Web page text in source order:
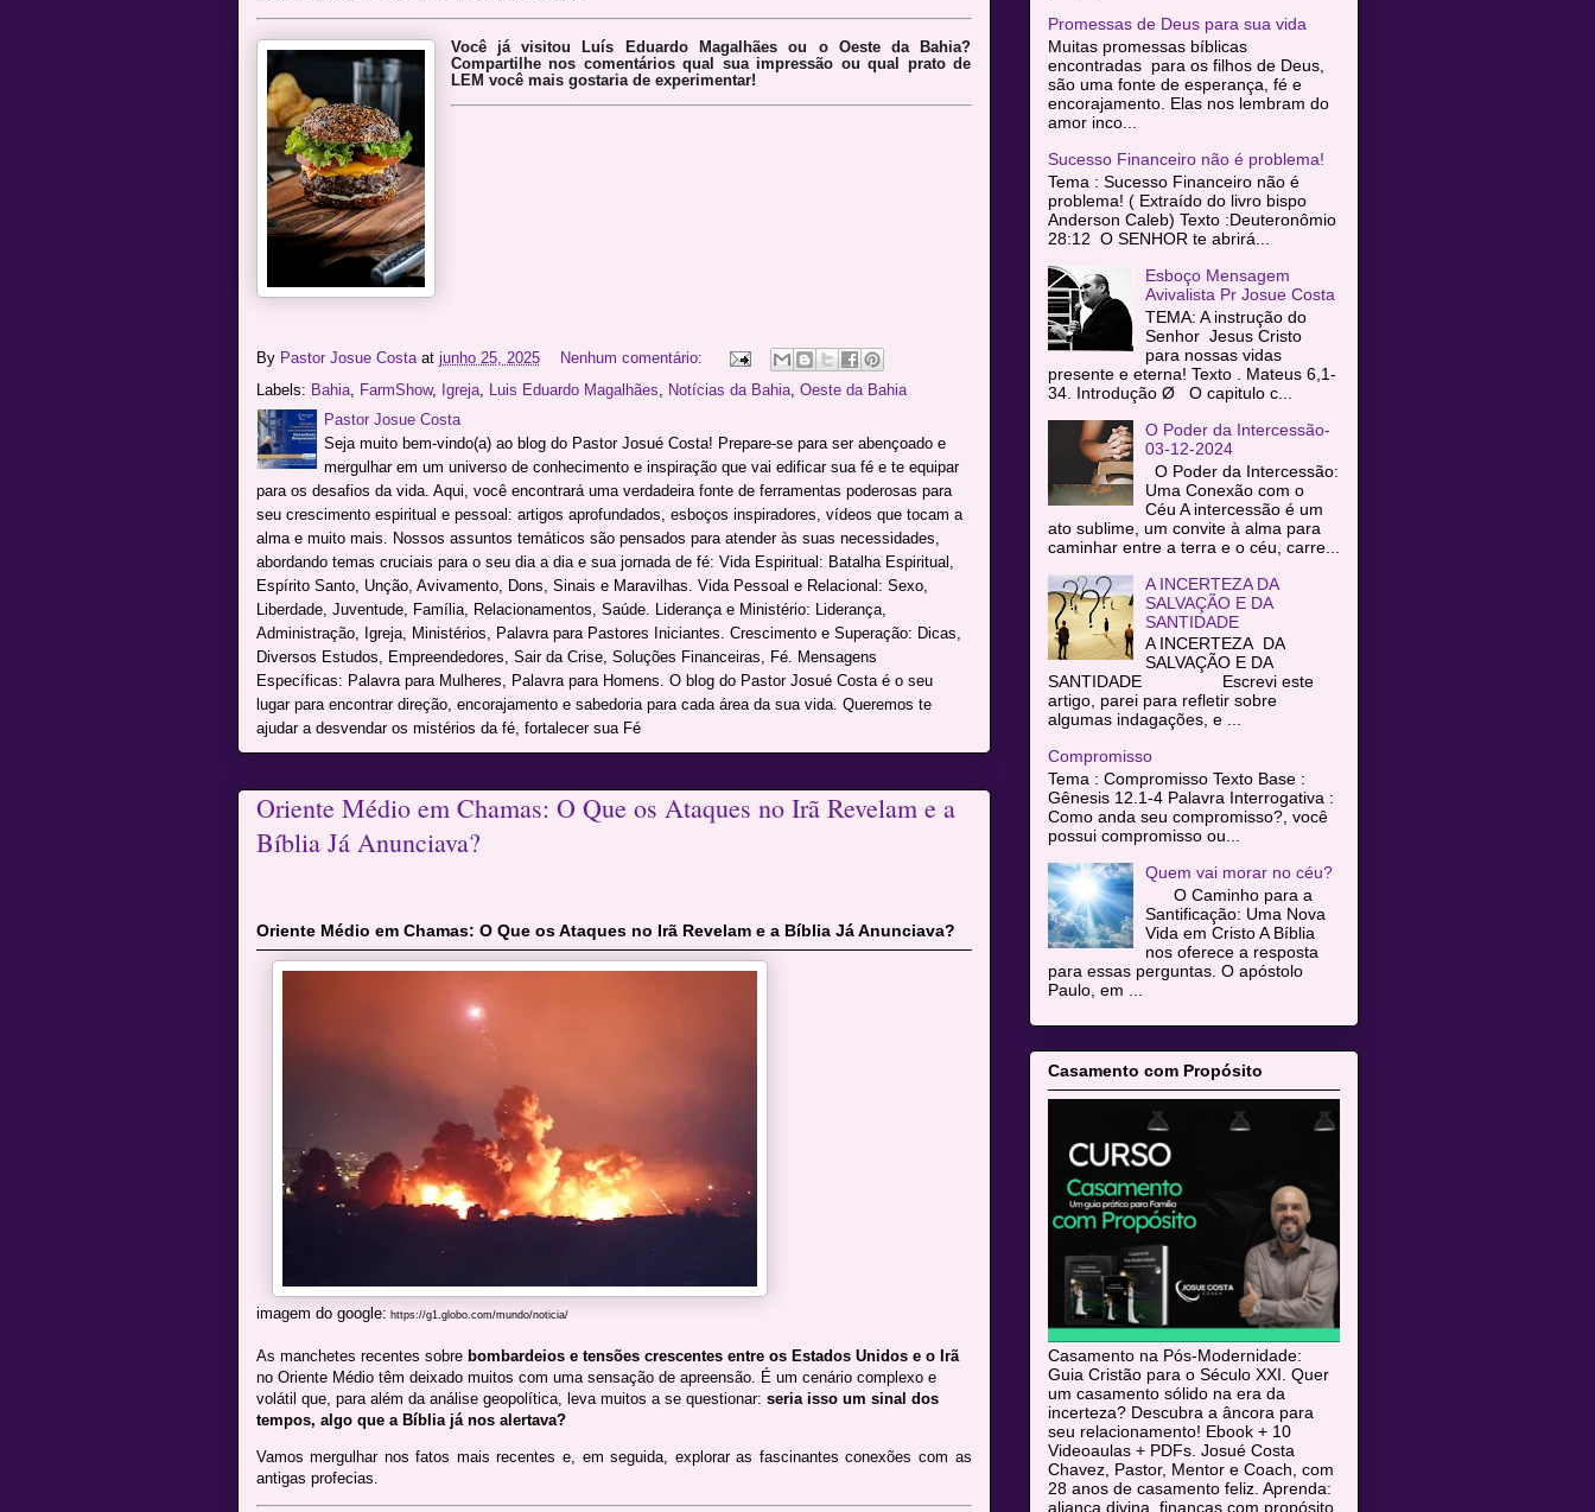
Você já visitou Luís Eduardo Magalhães ou o Oeste da Bahia?
Compartilhe nos comentários qual sua impressão ou qual prato de
LEM você mais gostaria de experimentar!
By Pastor Josue Costa at junho 25, 2025
Nenhum comentário:
Labels: Bahia, FarmShow, Igreja, Luis Eduardo Magalhães Notícias da Bahia, Oeste da Bahia
Pastor Josue Costa
Seja muito bem-vindo(a) ao blog do Pastor Josué Costa! Prepare-se para ser abençoado e
mergulhar em um universo de conhecimento e inspiração que vai edificar sua fé e te equipar
para os desafios da vida. Aqui, você encontrará uma verdadeira fonte de ferramentas poderosas para
seu crescimento espiritual e pessoal: artigos aprofundados, esboços inspiradores, vídeos que tocam a
alma e muito mais. Nossos assuntos temáticos são pensados para atender às suas necessidades,
abordando temas cruciais para o seu dia a dia e sua jornada de fé: Vida Espiritual: Batalha Espiritual,
Espírito Santo, Unção, Avivamento, Dons, Sinais e Maravilhas. Vida Pessoal e Relacional: Sexo,
Liberdade, Juventude, Família, Relacionamentos, Saúde. Liderança e Ministério: Liderança,
Administração, Igreja, Ministérios, Palavra para Pastores Iniciantes. Crescimento e Superação: Dicas,
Diversos Estudos, Empreendedores, Sair da Crise, Soluções Financeiras, Fé. Mensagens
Específicas: Palavra para Mulheres, Palavra para Homens. O blog do Pastor Josué Costa é o seu
lugar para encontrar direção, encorajamento e sabedoria para cada área da sua vida. Queremos te
ajudar a desvendar os mistérios da fé, fortalecer sua Fé
Oriente Médio em Chamas: O Que os Ataques no Irã Revelam e a
Bíblia Já Anunciava?
Oriente Médio em Chamas: O Que os Ataques no Irã Revelam e a Bíblia Já Anunciava?
imagem do google: https://g1.globo.com/mundo/noticia/
As manchetes recentes sobre bombardeios e tensões crescentes entre os Estados Unidos e o Irã
no Oriente Médio têm deixado muitos com uma sensação de apreensão. É um cenário complexo e
volátil que, para além da análise geopolítica, leva muitos a se questionar: seria isso um sinal dos
tempos, algo que a Bíblia já nos alertava?
Vamos mergulhar nos fatos mais recentes e, em seguida, explorar as fascinantes conexões com as
antigas profecias.
Promessas de Deus para sua vida
Muitas promessas bíblicas
encontradas para os filhos de Deus,
são uma fonte de esperança, fé e
encorajamento. Elas nos lembram do
amor inco...
Sucesso Financeiro não é problema!
Tema : Sucesso Financeiro não é
problema! ( Extraído do livro bispo
Anderson Caleb) Texto :Deuteronômio
28:12 O SENHOR te abrirá...
Esboço Mensagem
Avivalista Pr Josue Costa
TEMA: A instrução do
Senhor Jesus Cristo
para nossas vidas
presente e eterna! Texto . Mateus 6,1-
34. Introdução Ø O capitulo c...
O Poder da Intercessão-
03-12-2024
O Poder da Intercessão:
Uma Conexão com o
Céu A intercessão é um
ato sublime, um convite à alma para
caminhar entre a terra e o céu, carre...
A INCERTEZA DA
SALVAÇÃO E DA
SANTIDADE
A INCERTEZA DA
SALVAÇÃO E DA
SANTIDADE Escrevi este
artigo, parei para refletir sobre
algumas indagações, e ...
Compromisso
Tema : Compromisso Texto Base :
Gênesis 12.1-4 Palavra Interrogativa :
Como anda seu compromisso?, você
possui compromisso ou...
Quem vai morar no céu?
O Caminho para a
Santificação: Uma Nova
Vida em Cristo A Bíblia
nos oferece a resposta
para essas perguntas. O apóstolo
Paulo, em ...
Casamento com Propósito
Casamento na Pós-Modernidade:
Guia Cristão para o Século XXI. Quer
um casamento sólido na era da
incerteza? Descubra a âncora para
seu relacionamento! Ebook + 10
Videoaulas + PDFs. Josué Costa
Chavez, Pastor, Mentor e Coach, com
28 anos de casamento feliz. Aprenda:
aliança divina, finanças com propósito,